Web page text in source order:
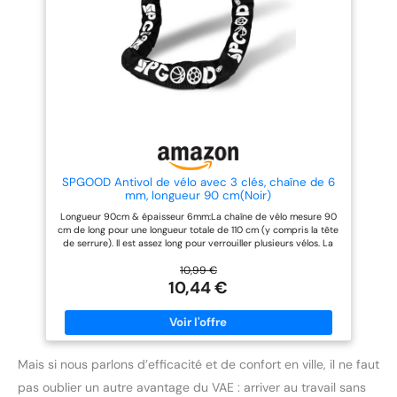
de l'utiliser, veuillez consulter la législation locale pour connaître
les conditions d'âge, les exigences en matière de permis de
conduire et les règles de circulation, afin de garantir une
utilisation conforme à la loi. Ce produit bénéficie d'une garantie
d'un an et d'un service client disponible 24h. N'hésitez pas à
nous contacter si vous avez des questions.
SPGOOD Antivol de vélo avec 3 clés, chaîne de 6
mm, longueur 90 cm(Noir)
Longueur 90cm & épaisseur 6mm:La chaîne de vélo mesure 90
cm de long pour une longueur totale de 110 cm (y compris la tête
de serrure). Il est assez long pour verrouiller plusieurs vélos. La
mm, ce qui permet d'éviter le cisaillement et le vol. Couvre tissu
en nylon de haute qualité:La gaine en tissu de la chaîne de vélo
est faite de matériau en nylon durci, ce qui peut non seulement
protéger contre les rayons UV et prolonger la durée de vie de la
chaîne de vélo, mais également empêcher la chaîne interne de
rayer le vélo. Conception de couverture imperméable à l'eau:Le
couvercle imperméable à l'eau est conçu à l'embouchure de la
serrure de la chaîne de vélo pour empêcher la pluie et la neige
d'entrer dans le cylindre de serrure et empêcher le cylindre de
rouille. Avec 3 touches:Le paquet de serrure de chaîne de vélo
10,99 €
10,44 €
Mais si nous parlons d’efficacité et de confort en ville, il ne faut
pas oublier un autre avantage du VAE : arriver au travail sans